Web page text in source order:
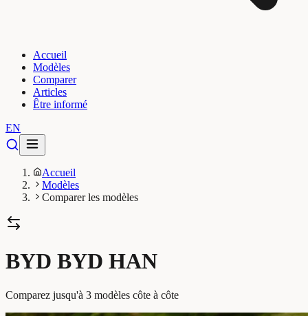
Accueil
Modèles
Comparer
Articles
Être informé
EN
Accueil
Modèles
Comparer les modèles
BYD BYD HAN
Comparez jusqu'à 3 modèles côte à côte